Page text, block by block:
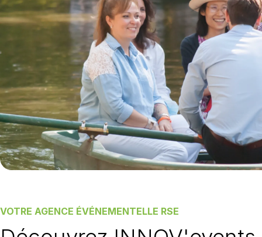
VOTRE AGENCE ÉVÉNEMENTELLE RSE